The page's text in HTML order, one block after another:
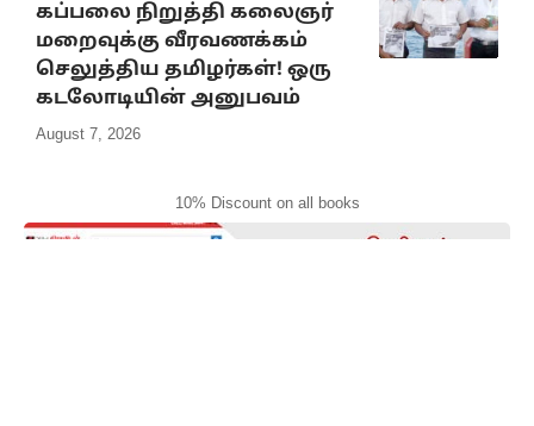
கப்பலை நிறுத்தி கலைஞர்
மறைவுக்கு வீரவணக்கம்
செலுத்திய தமிழர்கள்! ஒரு
கடலோடியின் அனுபவம்
August 7, 2026
10% Discount on all books